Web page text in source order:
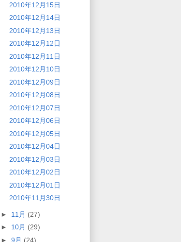
2010年12月15日
2010年12月14日
2010年12月13日
2010年12月12日
2010年12月11日
2010年12月10日
2010年12月09日
2010年12月08日
2010年12月07日
2010年12月06日
2010年12月05日
2010年12月04日
2010年12月03日
2010年12月02日
2010年12月01日
2010年11月30日
► 11月 (27)
► 10月 (29)
► 9月 (24)